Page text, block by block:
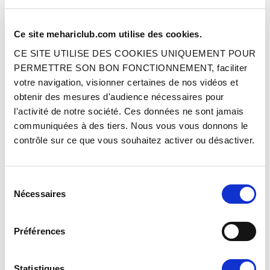
Ce site mehariclub.com utilise des cookies.
CE SITE UTILISE DES COOKIES UNIQUEMENT POUR
PERMETTRE SON BON FONCTIONNEMENT, faciliter
votre navigation, visionner certaines de nos vidéos et
obtenir des mesures d'audience nécessaires pour
l'activité de notre société. Ces données ne sont jamais
communiquées à des tiers. Nous vous vous donnons le
contrôle sur ce que vous souhaitez activer ou désactiver.
Nécessaires
Préférences
JOINT RACCORD ÉTRIER FREIN
AVANT (7.2 X 11,0 X 1,9 MM)
Réf. : 1001712 EN STOCK
Prix 1.00 €
AJOUTER AU PANIER
JOINT RACCORD ÉTRIER FREIN
AVANT (9.5X1.5MM)
Réf. : 1001713 EN STOCK
Prix 1.00 €
AJOUTER AU PANIER
COUPELLE FIXATION MÂCHOIRE DE